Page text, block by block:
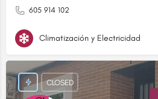
605 914 102
Climatización y Electricidad
CLOSED